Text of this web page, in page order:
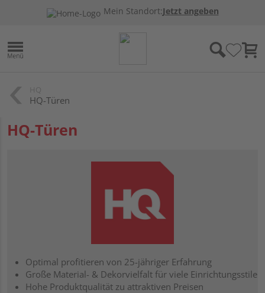
Mein Standort:Jetzt angeben
HQ-Türen
HQ-Türen
Optimal profitieren von 25-jähriger Erfahrung
Große Material- & Dekorvielfalt für viele Einrichtungsstile
Hohe Produktqualität zu attraktiven Preisen